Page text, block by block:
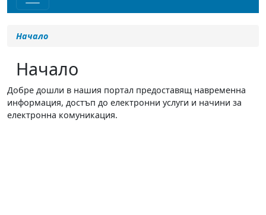
Начало
Начало
Добре дошли в нашия портал предоставящ навременна
информация, достъп до електронни услуги и начини за
електронна комуникация.